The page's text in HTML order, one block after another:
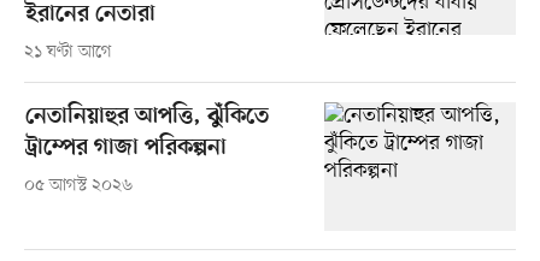
ইরানের নেতারা
২১ ঘণ্টা আগে
নেতানিয়াহুর আপত্তি, ঝুঁকিতে
ট্রাম্পের গাজা পরিকল্পনা
০৫ আগস্ট ২০২৬